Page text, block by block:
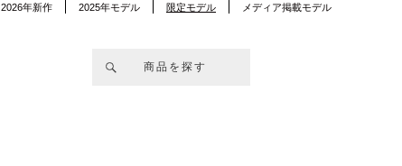
2026年新作 2025年モデル 限定モデル メディア掲載モデル
商品を探す